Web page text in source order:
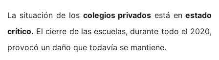
La situación de los colegios privados está en estado
crítico. El cierre de las escuelas, durante todo el 2020,
provocó un daño que todavía se mantiene.